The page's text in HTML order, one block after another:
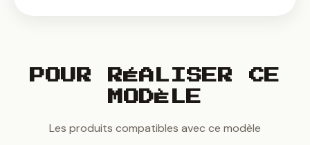
POUR RÉALISER CE
MODÈLE
Les produits compatibles avec ce modèle